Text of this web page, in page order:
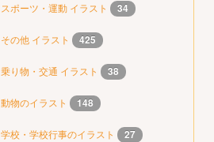
スポーツ・運動 イラスト 34
その他 イラスト 425
乗り物・交通 イラスト 38
動物のイラスト 148
学校・学校行事のイラスト 27